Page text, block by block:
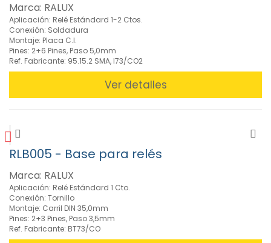
Cto./10A
y
16A
(6)
Mini-
Relé
1
Relé
Industrial
2-
3-
4Ctos
10A
(6)
Relé
Marca: RALUX
Aplicación: Relé Estándard 1-2 Ctos.
Conexión: Soldadura
Montaje: Placa C.I.
Pines: 2+6 Pines, Paso 5,0mm
Ref. Fabricante: 95.15.2 SMA, I73/CO2
Ver detalles
RLB005 - Base para relés
Marca: RALUX
Aplicación: Relé Estándard 1 Cto.
Conexión: Tornillo
Montaje: Carril DIN 35,0mm
Pines: 2+3 Pines, Paso 3,5mm
Ref. Fabricante: BT73/CO